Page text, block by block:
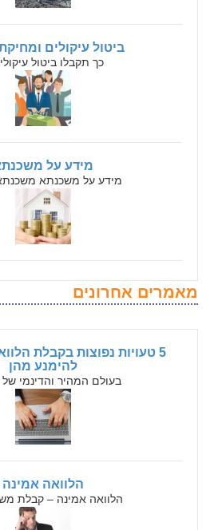
ביטול עיקולים
כך תקבלו ביטול
מידע על
מידע על משכנתא
מאמרים אחרונים
5 טעויות נפוצות בקבלת
להימנע מהן
בעולם המהיר והדינמי של
הלוואה אמינה
הלוואה אמינה – קבלת